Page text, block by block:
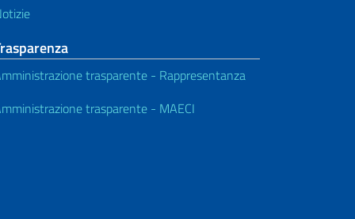
trasparente - Rappresentanza
trasparente - MAECI